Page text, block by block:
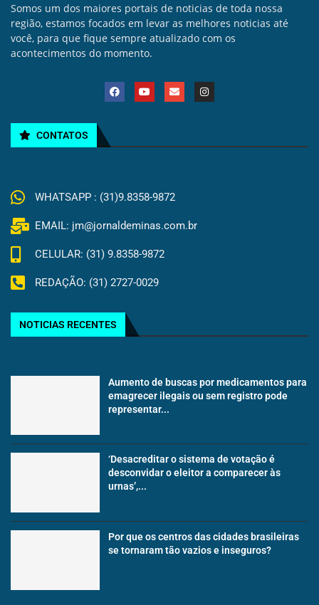
Somos um dos maiores portais de noticias de toda nossa
região, estamos focados em levar as melhores noticias até
você, para que fique sempre atualizado com os
acontecimentos do momento.
CONTATOS
WHATSAPP : (31)9.8358-9872
EMAIL: jm@jornaldeminas.com.br
CELULAR: (31) 9.8358-9872
REDAÇÃO: (31) 2727-0029
NOTICIAS RECENTES
Aumento de buscas por medicamentos para
emagrecer ilegais ou sem registro pode
representar...
‘Desacreditar o sistema de votação é
desconvidar o eleitor a comparecer às
urnas’,...
Por que os centros das cidades brasileiras
se tornaram tão vazios e inseguros?